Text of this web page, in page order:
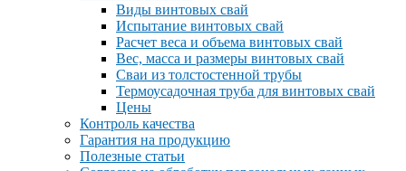
Виды винтовых свай
Испытание винтовых свай
Расчет веса и объема винтовых свай
Вес, масса и размеры винтовых свай
Сваи из толстостенной трубы
Термоусадочная труба для винтовых свай
Цены
Контроль качества
Гарантия на продукцию
Полезные статьи